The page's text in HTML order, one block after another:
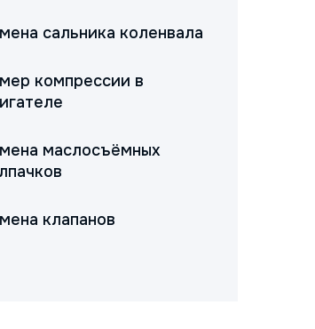
сальника коленвала
компрессии в
маслосъёмных
клапанов